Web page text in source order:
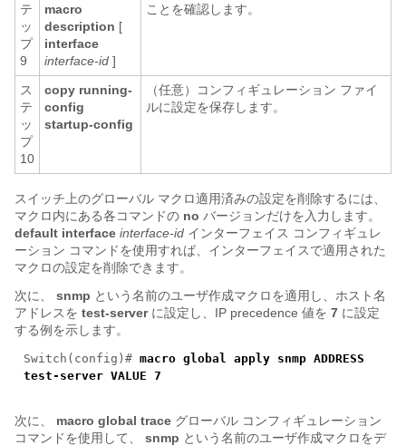
テ
ッ
プ
9
macro
description [
interface
interface-id ]
ことを確認します。
ス
テ
ッ
プ
10
copy running-
config
startup-config
（任意）コンフィギュレーション ファイ
ルに設定を保存します。
スイッチ上のグローバル マクロ適用済みの設定を削除するには、
マクロ内にある各コマンドの no バージョンだけを入力します。
default interface interface-id インターフェイス コンフィギュレ
ーション コマンドを使用すれば、インターフェイスで適用された
マクロの設定を削除できます。
次に、
snmp という名前のユーザ作成マクロを適用し、ホスト名
アドレスを test-server に設定し、IP precedence 値を 7 に設定
する例を示します。
Switch(config)# macro global apply snmp ADDRESS
test-server VALUE 7
次に、 macro global trace グローバル コンフィギュレーション
コマンドを使用して、
snmp という名前のユーザ作成マクロをデ